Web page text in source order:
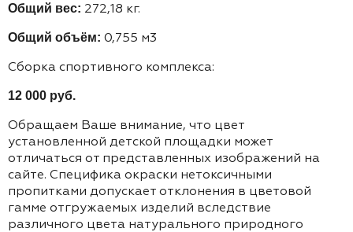
Общий вес: 272,18 кг.
Общий объём: 0,755 м3
Сборка спортивного комплекса:
12 000 руб.
Обращаем Ваше внимание, что цвет
установленной детской площадки может
отличаться от представленных изображений на
сайте. Специфика окраски нетоксичными
пропитками допускает отклонения в цветовой
гамме отгружаемых изделий вследствие
различного цвета натурального природного